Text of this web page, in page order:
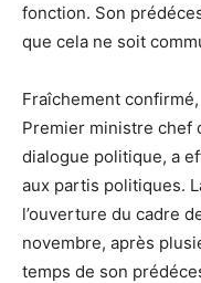
fonction. Son
que cela ne soit
Fraîchement
Premier ministre chef
dialogue politique, a
aux partis politiques.
l’ouverture du cadre
novembre, après
temps de son